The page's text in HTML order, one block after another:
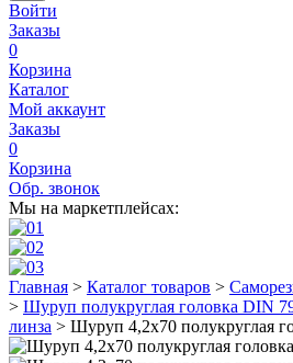
Войти
Заказы
0
Корзина
Каталог
Мой аккаунт
Заказы
0
Корзина
Обр. звонок
Мы на маркетплейсах:
Главная > Каталог товаров >
> Шуруп полукруглая головка DIN
линза > Шуруп 4,2х70 полукруглая